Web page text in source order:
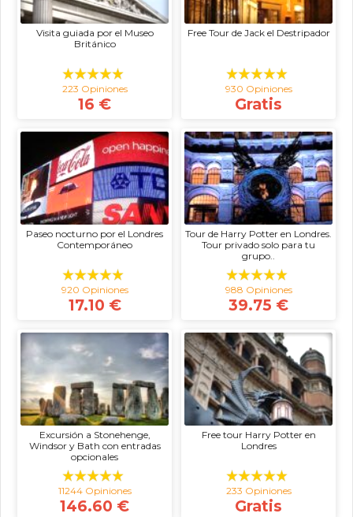
Visita guiada por el Museo
Británico
223 Opiniones
16 €
Free Tour de Jack el Destripador
930 Opiniones
Gratis
Paseo nocturno por el Londres
Contemporáneo
920 Opiniones
17.10 €
Tour de Harry Potter en Londres.
Tour privado solo para tu
grupo..
988 Opiniones
39.75 €
Excursión a Stonehenge,
Windsor y Bath con entradas
opcionales
11244 Opiniones
146.60 €
Free tour Harry Potter en
Londres
233 Opiniones
Gratis